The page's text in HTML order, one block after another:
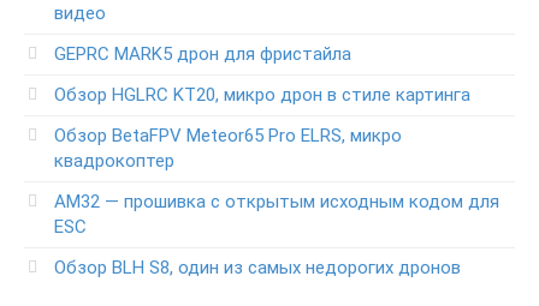
видео
GEPRC MARK5 дрон для фристайла
Обзор HGLRC KT20, микро дрон в стиле картинга
Обзор BetaFPV Meteor65 Pro ELRS, микро
квадрокоптер
АМ32 — прошивка с открытым исходным кодом для
ESC
Обзор BLH S8, один из самых недорогих дронов